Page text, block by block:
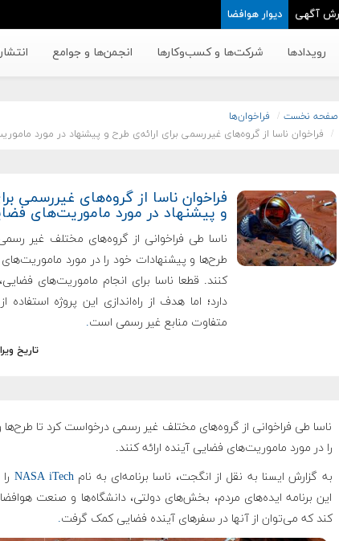
آگهی دیوار هوافضا
رویدادها شرکت‌ها و کسب‌وکار‌ها انجمن‌ها و جوامع
صفحه نخست
فراخوان‌ها
فراخوان ناسا از گروه‌های غیررسمی برای ارائه‌ی طرح و پیشنهاد در مورد
فراخوان ناسا از گروه‌های غیررسمی
و پیشنهاد در مورد ماموریت‌های
ناسا طی فراخوانی از گروه‌های مختلف غیر
طرح‌ها و پیشنهادات خود را در مورد ماموریت‌های
کنند. قطعا ناسا برای انجام ماموریت‌های
دارد؛ اما هدف از راه‌اندازی این پروژه استفاده
متفاوت منابع غیر رسمی است.
تاریخ
ناسا طی فراخوانی از گروه‌های مختلف غیر رسمی درخواست کرد تا
را در مورد ماموریت‌های فضایی آینده ارائه کنند.
به گزارش ایسنا به نقل از انگجت، ناسا برنامه‌ای به نام NASA iTech
این برنامه ایده‌های مردم، بخش‌های دولتی، دانشگاه‌ها و صنعت
کند که می‌توان از آنها در سفرهای آینده فضایی کمک گرفت.